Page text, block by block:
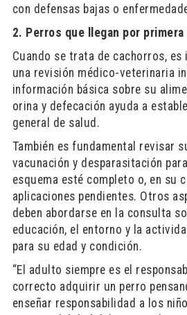
con defensas bajas o
2. Perros que llegan por
Cuando se trata de cachorros, es
una revisión médico-veterinaria
información básica sobre su
orina y defecación ayuda a
general de salud.
También es fundamental revisar
vacunación y desparasitación
esquema esté completo o, en su
aplicaciones pendientes. Otros
deben abordarse en la consulta
educación, el entorno y la
para su edad y condición.
“El adulto siempre es el
correcto adquirir un perro
enseñar responsabilidad a los